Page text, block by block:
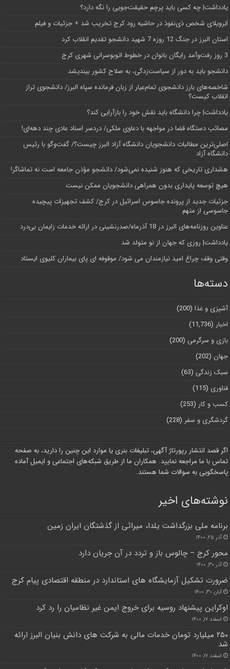
یادداشت| ‌چه کسی باید پرچم حقیقت‌جویی را نگه دارد؟
اَبَر‌ویلای شخص ذی‌نفوذ در حاشیه‌ رود کرج تخریب شد + جزئیات و فیلم
استان البرز در جنگ 12 روزه 7 شهید دانشجو تقدیم انقلاب کرد
3 روز رفت‌وآمد رایگان بانوان در خطوط اتوبوسرانی شهری کرج
دانشجو باید به دور از سیاست‌زدگی، به صلاح کشور بیندیشد
شاخصه‌های بارز دانشجوی تمام‌عیار از زبان فرمانده سپاه البرز/ دانشجوی تراز
انقلاب کیست؟
یادداشت| چرا دانشگاه باید نقش خود را بازآرایی کند؟
مصائب دستگاه قضا در مواجهه با دعاوی ملکی/ دردسر اسناد عادی چند‌ دهه‌ای!
اصلی‌ترین مطالبات دانشجویان دانشگاه آزاد البرز چیست؟/ گفت‌وگو با رئیس
دانشگاه آز‌اد
هشداری تاریخی که هنوز شنیده نمی‌شود/ دانشجو مؤذن جامعه است نه تماشاگر!
هیچ توسعه پایداری بدون همراهی دانشجویان ممکن نیست
جزئیات جدید از پرونده جاسوس اسرائیل در کرج/‌ کشف تجهیزات پیچیده
جاسوسی از متهم
عناوین روزنامه‌های البرز در ‌18 آذرماه/صدرنشینی در ارائه خدمات زایمان بی‌درد
یادداشت| روزی که جهان از نو متولد شد
وقتی وقف چراغ امید نیازمندان می شود/ موقوفه ای پای بیماران کلیوی ایستاد
دسته‌ها
آشپزی و غذا (200)
اخبار (11,736)
بازی و سرگرمی (200)
جهان (202)
سبک زندگی (63)
فناوری (115)
کسب و کار (253)
گردشگری و سفر (228)
اگر قصد انتشار رپورتاژ آگهی، تبلیغات بنری یا موارد این چنین را دارید، به صفحه
تماس با ما مراجعه نمایید. همکاران ما از طریق شبکه‌های اجتماعی و ایمیل آماده
پاسخگویی به سوالات شما هستند.
نوشته‌های اخیر
برنامه ملی بزرگداشت یلدا، میراثی از گذشتگان ایران زمین
آذر ۲۵, ۱۴۰۰
محور کرج – چالوس باز و تردد در آن جریان دارد
آذر ۳۰, ۱۴۰۰
ضرورت تشکیل آزمایشگاه های استاندارد در منطقه اقتصادی پیام کرج
آبان ۳۰, ۱۴۰۰
اوکراین پیشنهاد روسیه برای خروج ایمن غیر نظامیان را رد کرد
اسفند ۱۷, ۱۴۰۰
۲۵۰ میلیارد تومان خدمات مالی به شرکت های دانش بنیان البرز ارائه
شد
اسفند ۱۷, ۱۴۰۰